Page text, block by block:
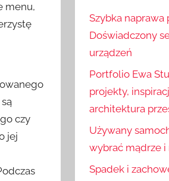
menu,
czy
jej
:Szybka naprawa
Doświadczony
urządzeń
Portfolio Ewa
projekty,
architektura
Używany
wybrać mądrze i
Spadek i